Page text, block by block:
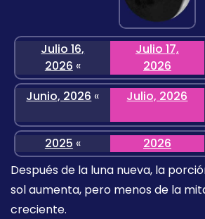
Julio 16,
2026 «
Julio 17,
2026
Junio, 2026 « Julio, 2026
2025 « 2026
Después de la luna nueva, la
sol aumenta, pero menos de la
creciente.